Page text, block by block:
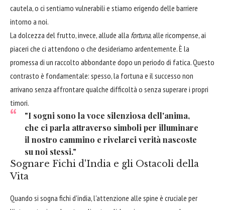
cautela, o ci sentiamo vulnerabili e stiamo erigendo delle barriere
intorno a noi.
La dolcezza del frutto, invece, allude alla fortuna, alle ricompense, ai
piaceri che ci attendono o che desideriamo ardentemente. È la
promessa di un raccolto abbondante dopo un periodo di fatica. Questo
contrasto è fondamentale: spesso, la fortuna e il successo non
arrivano senza affrontare qualche difficoltà o senza superare i propri
timori.
"I sogni sono la voce silenziosa dell'anima,
che ci parla attraverso simboli per illuminare
il nostro cammino e rivelarci verità nascoste
su noi stessi."
Sognare Fichi d'India e gli Ostacoli della
Vita
Quando si sogna fichi d'india, l'attenzione alle spine è cruciale per